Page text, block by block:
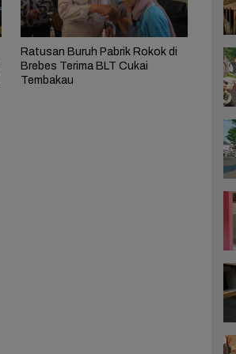
Ratusan Buruh Pabrik Rokok di
Brebes Terima BLT Cukai
Tembakau